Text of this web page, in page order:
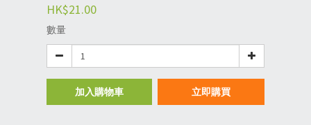
HK$21.00
數量
加入購物車 立即購買